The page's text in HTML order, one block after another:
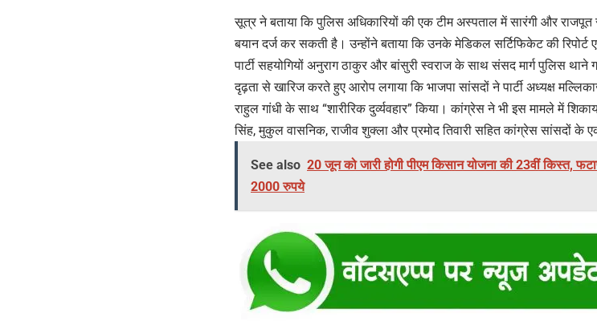
सूत्र ने बताया कि पुलिस अधिकारियों की एक टीम अस्पताल में सारंगी और
बयान दर्ज कर सकती है। उन्होंने बताया कि उनके मेडिकल सर्टिफिकेट की
पार्टी सहयोगियों अनुराग ठाकुर और बांसुरी स्वराज के साथ संसद मार्ग पुलिस
दृढ़ता से खारिज करते हुए आरोप लगाया कि भाजपा सांसदों ने पार्टी अध्यक्ष
राहुल गांधी के साथ “शारीरिक दुर्व्यवहार” किया। कांग्रेस ने भी इस मामले में
सिंह, मुकुल वासनिक, राजीव शुक्ला और प्रमोद तिवारी सहित कांग्रेस सांसदों के
See also 20 जून को जारी होगी पीएम किसान योजना की 23वीं किस्त,
2000 रुपये